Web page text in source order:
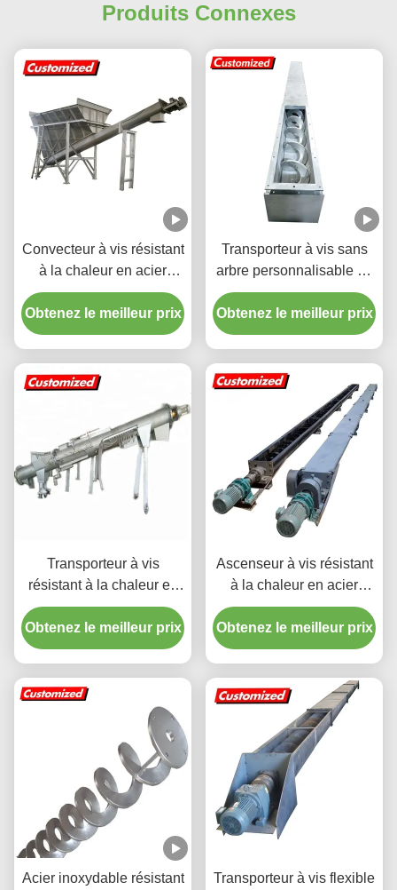
Produits Connexes
Convecteur à vis résistant
à la chaleur en acier
inoxydable personnalisé
Convecteur à vis flexible
pour l'industrie minière et
Obtenez le meilleur prix
Transporteur à vis sans
arbre personnalisable en
acier inoxydable pour une
manipulation de
matériaux à haut
Obtenez le meilleur prix
Transporteur à vis
résistant à la chaleur en
acier inoxydable sur
mesure pour la
manutention de matériaux
Obtenez le meilleur prix
Ascenseur à vis résistant
à la chaleur en acier
inoxydable
Obtenez le meilleur prix
Acier inoxydable résistant
Transporteur à vis flexible